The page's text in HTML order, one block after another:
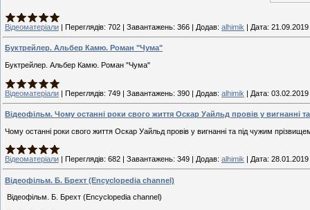
Відеоматеріали | Переглядів: 702 | Завантажень: 366 | Додав: alhimik | Дата: 21.09.2019
Буктрейлер. Альбер Камю. Роман "Чума"
Буктрейлер. Альбер Камю. Роман "Чума"
Відеоматеріали | Переглядів: 749 | Завантажень: 390 | Додав: alhimik | Дата: 03.02.2019
Відеофільм. Чому останні роки свого життя Оскар Уайльд провів у вигнанні
Чому останні роки свого життя Оскар Уайльд провів у вигнанні та під чужим
Відеоматеріали Переглядів: 682 Завантажень: 349 Додав: alhimik Дата: 28.01.2019
Відеофільм. Б. Брехт (Encyclopedia channel)
Відеофільм. Б. Брехт (Encyclopedia channel)